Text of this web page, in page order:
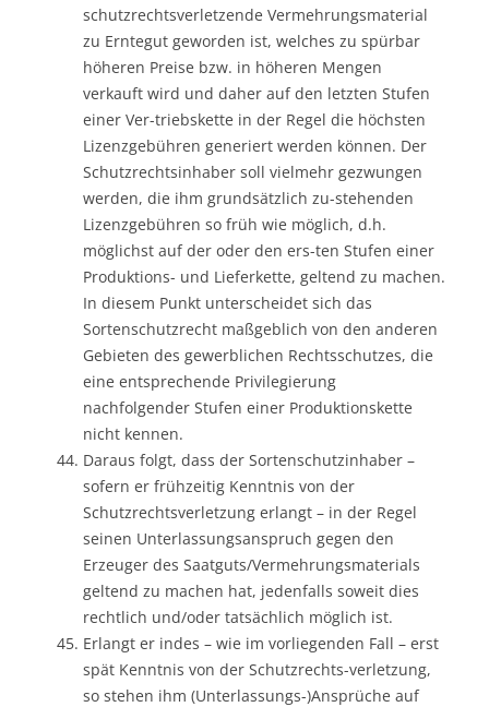
schutzrechtsverletzende Vermehrungsmaterial
zu Erntegut geworden ist, welches zu spürbar
höheren Preise bzw. in höheren Mengen
verkauft wird und daher auf den letzten Stufen
einer Ver-triebskette in der Regel die höchsten
Lizenzgebühren generiert werden können. Der
Schutzrechtsinhaber soll vielmehr gezwungen
werden, die ihm grundsätzlich zu-stehenden
Lizenzgebühren so früh wie möglich, d.h.
möglichst auf der oder den ers-ten Stufen einer
Produktions- und Lieferkette, geltend zu machen.
In diesem Punkt unterscheidet sich das
Sortenschutzrecht maßgeblich von den anderen
Gebieten des gewerblichen Rechtsschutzes, die
eine entsprechende Privilegierung
nachfolgender Stufen einer Produktionskette
nicht kennen.
Daraus folgt, dass der Sortenschutzinhaber –
sofern er frühzeitig Kenntnis von der
Schutzrechtsverletzung erlangt – in der Regel
seinen Unterlassungsanspruch gegen den
Erzeuger des Saatguts/Vermehrungsmaterials
geltend zu machen hat, jedenfalls soweit dies
rechtlich und/oder tatsächlich möglich ist.
Erlangt er indes – wie im vorliegenden Fall – erst
spät Kenntnis von der Schutzrechts-verletzung,
so stehen ihm (Unterlassungs-)Ansprüche auf